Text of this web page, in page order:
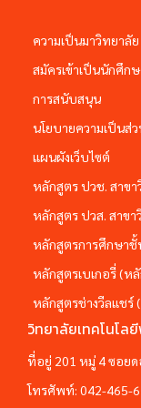
ความเป็นมาวิทยาลัย
สมัครเข้าเป็นนักศึก
การสนับสนุน
นโยบายความเป็นส่
แผนผังเว็บไซต์
หลักสูตร ปวช. สาข
หลักสูตร ปวส. สาขา
หลักสูตรการศึกษา
หลักสูตรเบเกอรี่ (ห
หลักสูตรช่างวีลแชร์
วิทยาลัยเทคโนโล
ที่อยู่ 201 หมู่ 4 ซอยด
โทรศัพท์: 042-465-